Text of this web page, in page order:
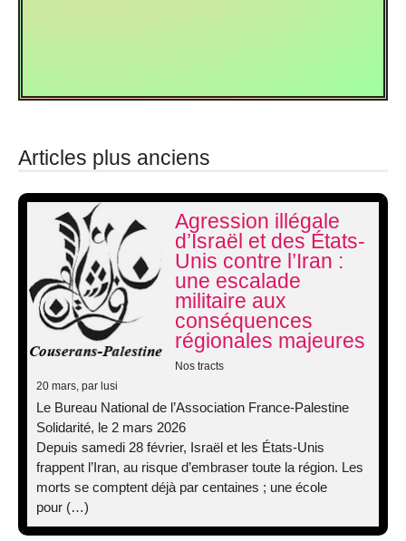
Articles plus anciens
Agression illégale
d’Israël et des États-
Unis contre l’Iran :
une escalade
militaire aux
conséquences
régionales majeures
Nos tracts
20 mars , par lusi
Le Bureau National de l’Association France-Palestine
Solidarité, le 2 mars 2026
Depuis samedi 28 février, Israël et les États-Unis
frappent l’Iran, au risque d’embraser toute la région. Les
morts se comptent déjà par centaines ; une école
pour (…)